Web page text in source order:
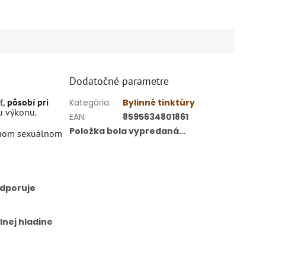
pôsobí pri
výkonu.
sexuálnom
hladine
Dodatočné parametre
Kategória:
Bylinné tinktúry
EAN:
8595634801861
Položka bola vypredaná…